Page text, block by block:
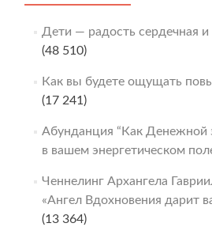
Дети — радость сердечная и
(48 510)
Как вы будете ощущать
(17 241)
Абунданция “Как Денежной
в вашем энергетическом
Ченнелинг Архангела
«Ангел Вдохновения дарит
(13 364)